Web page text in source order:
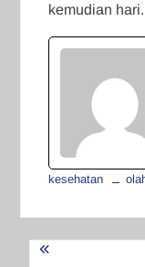
kemudian hari.
kesehatan
Navigasi